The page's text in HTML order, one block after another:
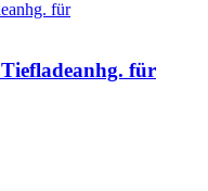
für